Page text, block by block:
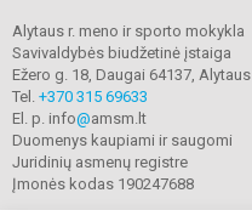
Alytaus r. meno ir sporto mokykla
Savivaldybės biudžetinė įstaiga
Ežero g. 18, Daugai 64137, Alytaus
Tel. +370 315 69633
El. p. info@amsm.lt
Duomenys kaupiami ir saugomi
Juridinių asmenų registre
Įmonės kodas 190247688